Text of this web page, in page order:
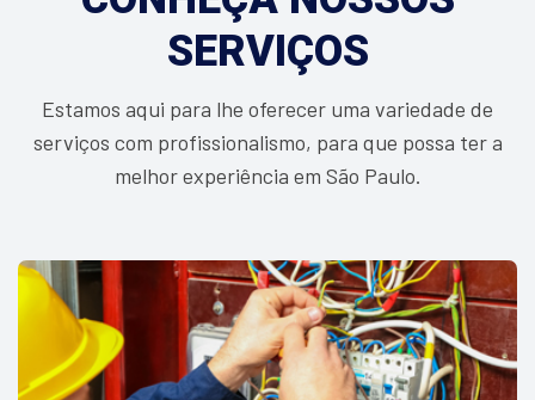
SERVIÇOS
Estamos aqui para lhe oferecer uma variedade de
serviços com profissionalismo, para que possa ter a
melhor experiência em São Paulo.